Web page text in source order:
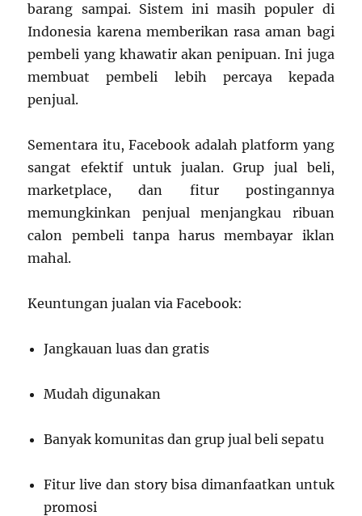
barang sampai. Sistem ini masih populer di
Indonesia karena memberikan rasa aman bagi
pembeli yang khawatir akan penipuan. Ini juga
membuat pembeli lebih percaya kepada
penjual.
Sementara itu, Facebook adalah platform yang
sangat efektif untuk jualan. Grup jual beli,
marketplace, dan fitur postingannya
memungkinkan penjual menjangkau ribuan
calon pembeli tanpa harus membayar iklan
mahal.
Keuntungan jualan via Facebook:
Jangkauan luas dan gratis
Mudah digunakan
Banyak komunitas dan grup jual beli sepatu
Fitur live dan story bisa dimanfaatkan untuk
promosi